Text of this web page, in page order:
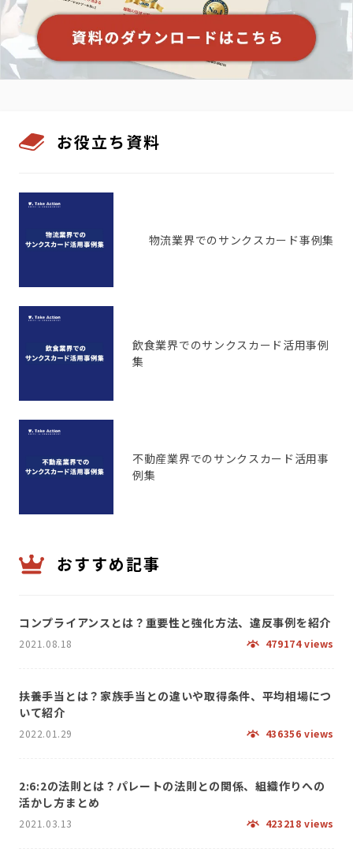
お役立ち資料
物流業界でのサンクスカード事例集
飲食業界でのサンクスカード活用事例
集
不動産業界でのサンクスカード活用事
例集
おすすめ記事
コンプライアンスとは？重要性と強化方法、違反事例を紹介
2021.08.18 479174 views
扶養手当とは？家族手当との違いや取得条件、平均相場につ
いて紹介
2022.01.29 436356 views
2:6:2の法則とは？パレートの法則との関係、組織作りへの
活かし方まとめ
2021.03.13 423218 views